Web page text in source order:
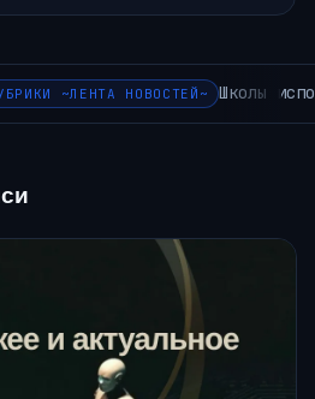
~ЛЕНТА НОВОСТЕЙ~ Школы